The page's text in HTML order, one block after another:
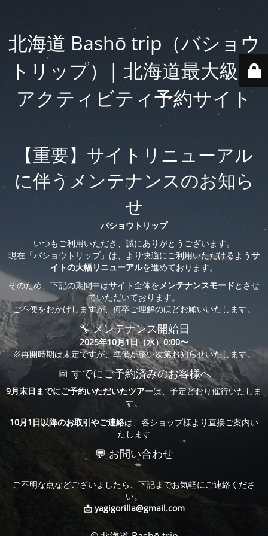
北海道 Bashō trip（バショウ
トリップ）| 北海道最大級の
アクティビティ予約サイト
【重要】サイトリニューアル
に伴うメンテナンスのお知ら
せ
バショウトリップ
いつもご利用いただき、誠にありがとうございます。
現在「バショウトリップ」は、より快適にご利用いただけるようサ
イトの大幅リニューアルを進めております。
そのため、下記の期間中はサイト全体をメンテナンスモードとさせ
ていただいております。
ご不便をおかけしますが、何卒ご理解のほどお願いいたします。
🔧 メンテナンス開始日
2025年10月1日（水）0:00〜
※再開時期は未定ですが、準備が整い次第お知らせいたします。
📅 すでにご予約済みのお客様へ
9月末日までにご予約いただいたツアーは、予定どおり催行いたしま
す。
10月1日以降のお取引やご連絡は、各ショップ様より直接ご案内い
たします
💬 お問い合わせ
ご不明な点などございましたら、下記までお気軽にご連絡くださ
い。
📩 yagigorilla@gmail.com